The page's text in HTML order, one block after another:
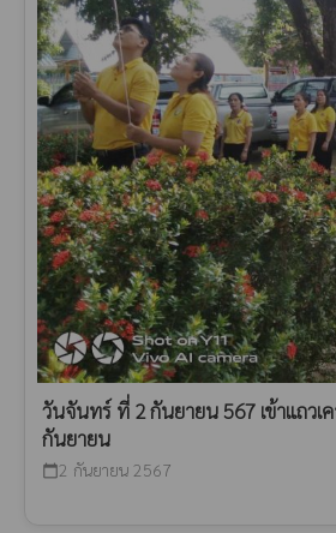
วันจันทร์ ที่ 2 กันยายน 567 เข้าแถวเ
กันยายน
calendar_today2 กันยายน 2567